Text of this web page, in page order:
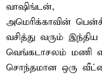
வாஷிங்டன்,
அமெரிக்காவின்
வசித்து வரும்
வெங்கடாசலம் மணி
சொந்தமான ஒரு